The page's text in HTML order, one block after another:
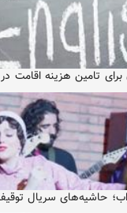
تامین هزینه اقامت
حاشیه‌های سریال